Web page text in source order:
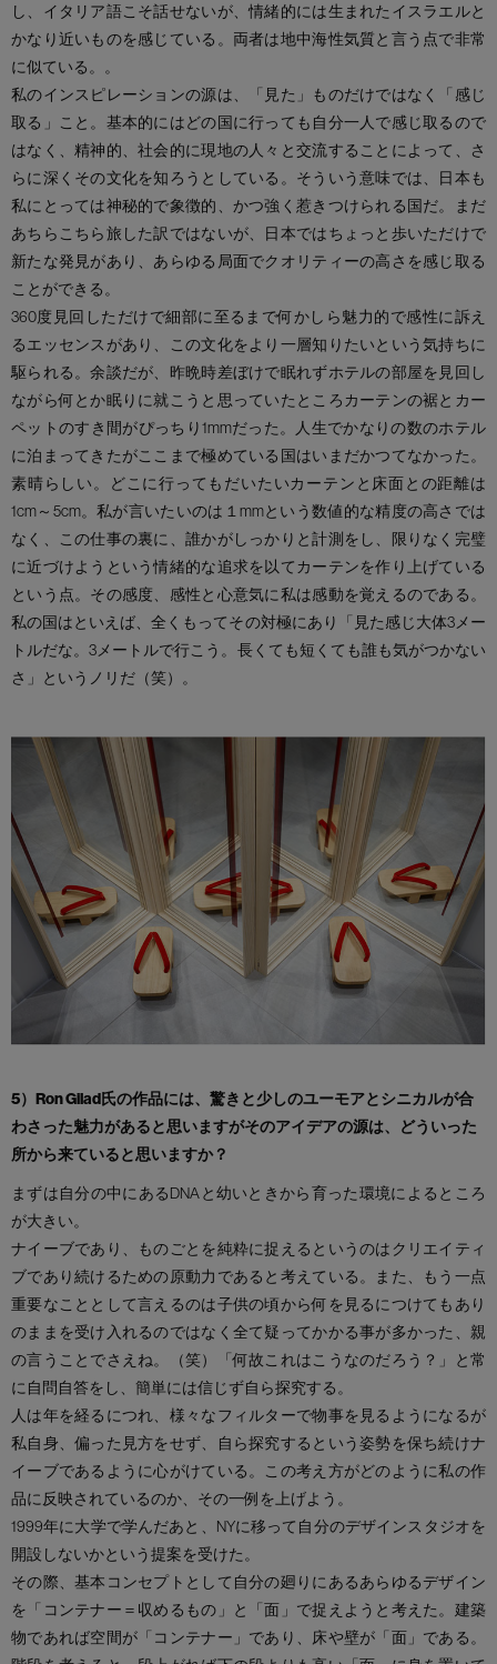
し、イタリア語こそ話せないが、情緒的には生まれたイスラエルと
かなり近いものを感じている。両者は地中海性気質と言う点で非常
に似ている。。
私のインスピレーションの源は、「見た」ものだけではなく「感じ
取る」こと。基本的にはどの国に行っても自分一人で感じ取るので
はなく、精神的、社会的に現地の人々と交流することによって、さ
らに深くその文化を知ろうとしている。そういう意味では、日本も
私にとっては神秘的で象徴的、かつ強く惹きつけられる国だ。まだ
あちらこちら旅した訳ではないが、日本ではちょっと歩いただけで
新たな発見があり、あらゆる局面でクオリティーの高さを感じ取る
ことができる。
360度見回しただけで細部に至るまで何かしら魅力的で感性に訴え
るエッセンスがあり、この文化をより一層知りたいという気持ちに
駆られる。余談だが、昨晩時差ぼけで眠れずホテルの部屋を見回し
ながら何とか眠りに就こうと思っていたところカーテンの裾とカー
ペットのすき間がぴっちり1mmだった。人生でかなりの数のホテル
に泊まってきたがここまで極めている国はいまだかつてなかった。
素晴らしい。どこに行ってもだいたいカーテンと床面との距離は
1cm～5cm。私が言いたいのは１mmという数値的な精度の高さでは
なく、この仕事の裏に、誰かがしっかりと計測をし、限りなく完璧
に近づけようという情緒的な追求を以てカーテンを作り上げている
という点。その感度、感性と心意気に私は感動を覚えるのである。
私の国はといえば、全くもってその対極にあり「見た感じ大体3メー
トルだな。3メートルで行こう。長くても短くても誰も気がつかない
さ」というノリだ（笑）。
5）Ron Gilad氏の作品には、驚きと少しのユーモアとシニカルが合
わさった魅力があると思いますがそのアイデアの源は、どういった
所から来ていると思いますか？
まずは自分の中にあるDNAと幼いときから育った環境によるところ
が大きい。
ナイーブであり、ものごとを純粋に捉えるというのはクリエイティ
ブであり続けるための原動力であると考えている。また、もう一点
重要なこととして言えるのは子供の頃から何を見るにつけてもあり
のままを受け入れるのではなく全て疑ってかかる事が多かった、親
の言うことでさえね。（笑）「何故これはこうなのだろう？」と常
に自問自答をし、簡単には信じず自ら探究する。
人は年を経るにつれ、様々なフィルターで物事を見るようになるが
私自身、偏った見方をせず、自ら探究するという姿勢を保ち続けナ
イーブであるように心がけている。この考え方がどのように私の作
品に反映されているのか、その一例を上げよう。
1999年に大学で学んだあと、NYに移って自分のデザインスタジオを
開設しないかという提案を受けた。
その際、基本コンセプトとして自分の廻りにあるあらゆるデザイン
を「コンテナー＝収めるもの」と「面」で捉えようと考えた。建築
物であれば空間が「コンテナー」であり、床や壁が「面」である。